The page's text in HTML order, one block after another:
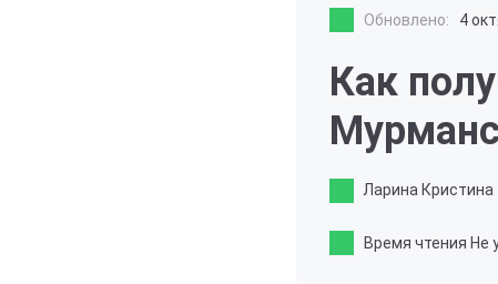
Обновлено: 4
Как
Ларина Кристина
Время чтения Не